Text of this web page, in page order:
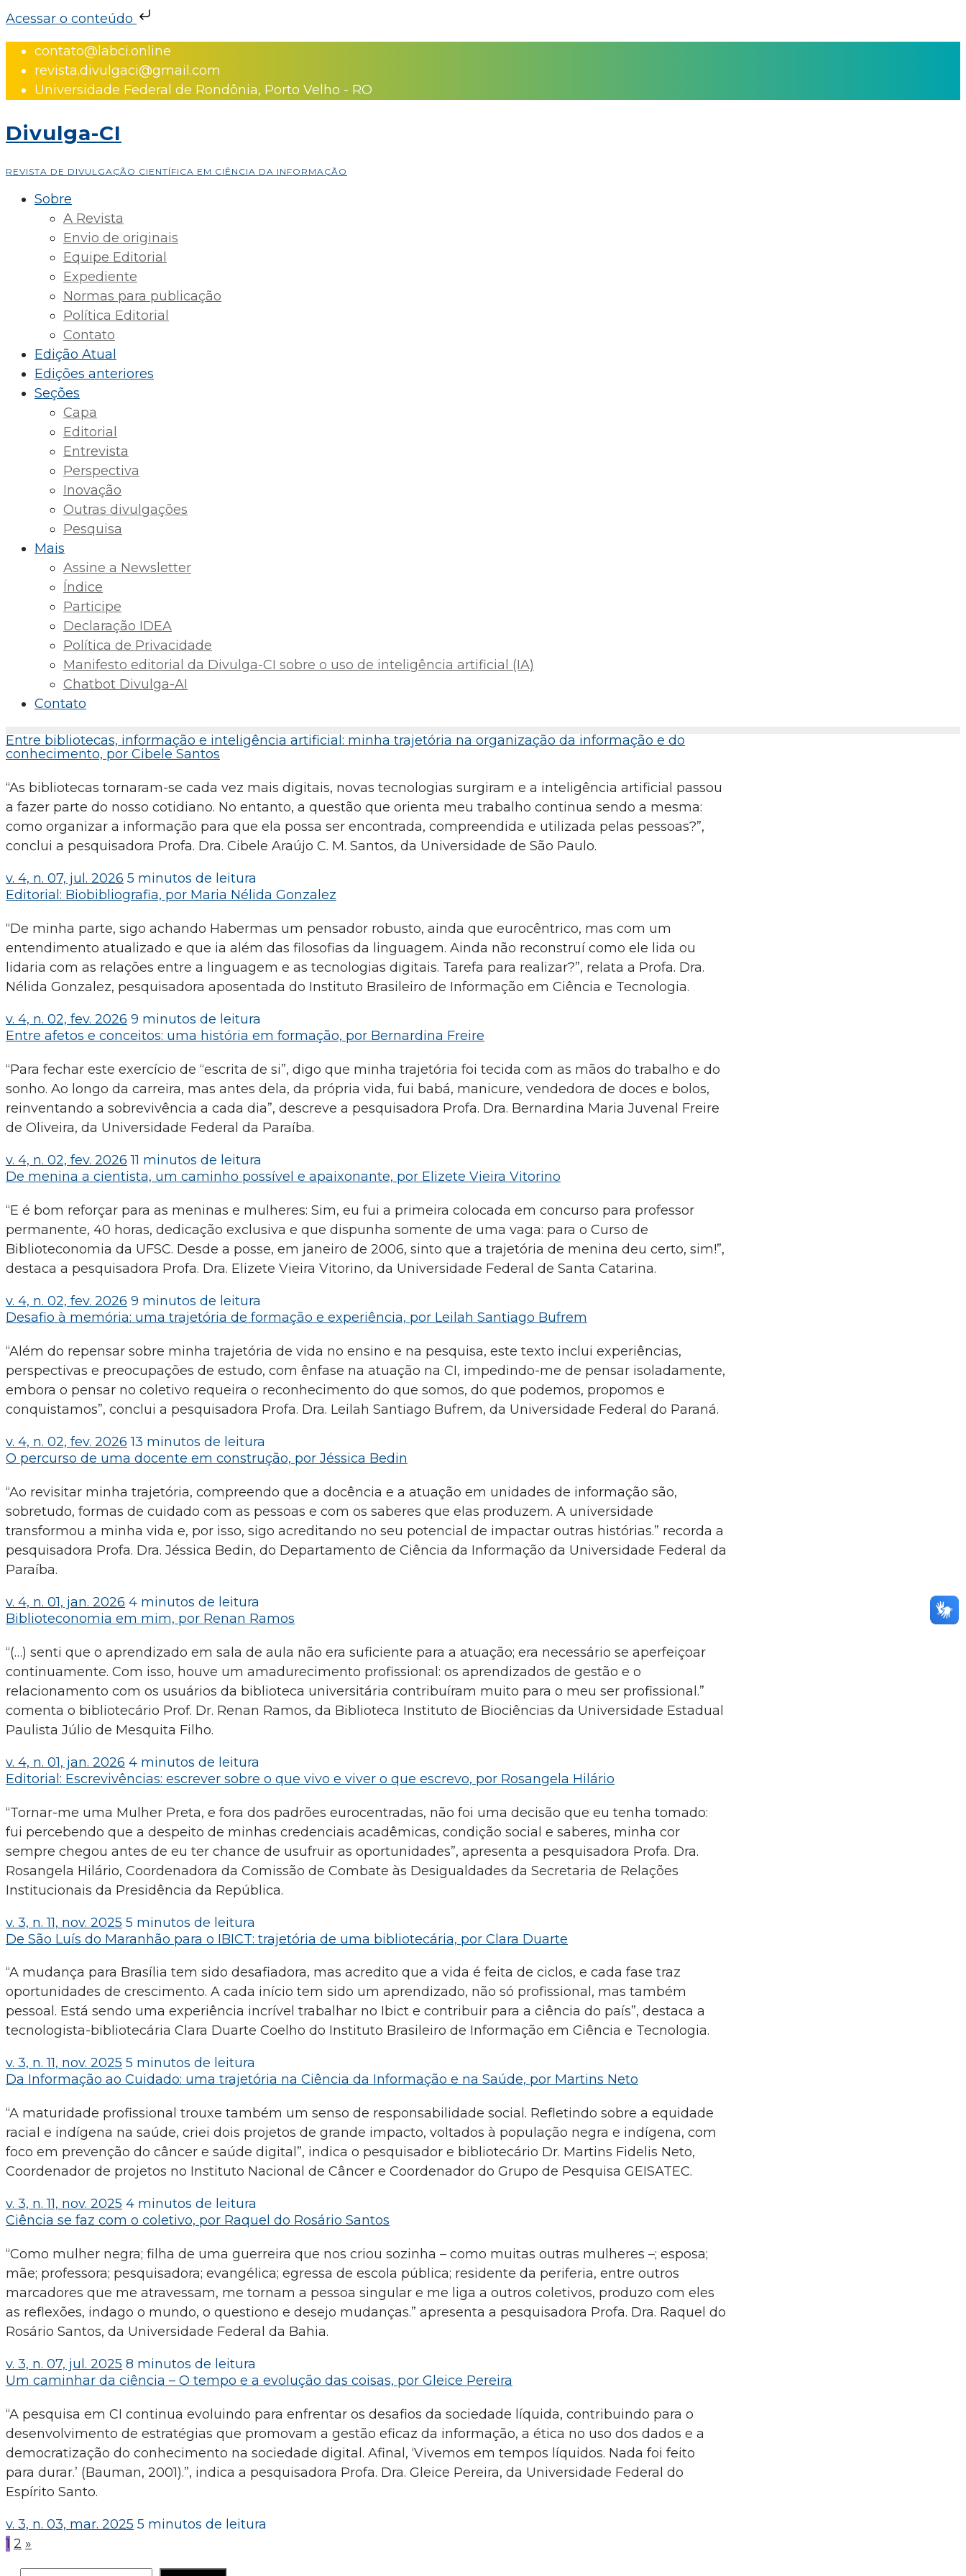
Acessar o conteúdo
Skip
content
contato@labci.online
revista.divulgaci@gmail.com
Universidade Federal de Rondônia, Porto Velho - RO
Divulga-CI
REVISTA DE DIVULGAÇÃO CIENTÍFICA EM CIÊNCIA DA INFORMAÇÃO
Sobre
A Revista
Envio de originais
Equipe Editorial
Expediente
Normas para publicação
Política Editorial
Contato
Edição Atual
Edições anteriores
Seções
Capa
Editorial
Entrevista
Perspectiva
Inovação
Outras divulgações
Pesquisa
Mais
Assine a Newsletter
Índice
Participe
Declaração IDEA
Política de Privacidade
Manifesto editorial da Divulga-CI sobre o uso de inteligência artificial (IA)
Chatbot Divulga-AI
Contato
Entre bibliotecas, informação e inteligência artificial: minha trajetória na organização da informação e do
conhecimento, por Cibele Santos
“As bibliotecas tornaram-se cada vez mais digitais, novas tecnologias surgiram e a inteligência artificial passou
a fazer parte do nosso cotidiano. No entanto, a questão que orienta meu trabalho continua sendo a mesma:
como organizar a informação para que ela possa ser encontrada, compreendida e utilizada pelas pessoas?”,
conclui a pesquisadora Profa. Dra. Cibele Araújo C. M. Santos, da Universidade de São Paulo.
v. 4, n. 07, jul. 2026 5 minutos de leitura
Editorial: Biobibliografia, por Maria Nélida Gonzalez
“De minha parte, sigo achando Habermas um pensador robusto, ainda que eurocêntrico, mas com um
entendimento atualizado e que ia além das filosofias da linguagem. Ainda não reconstruí como ele lida ou
lidaria com as relações entre a linguagem e as tecnologias digitais. Tarefa para realizar?”, relata a Profa. Dra.
Nélida Gonzalez, pesquisadora aposentada do Instituto Brasileiro de Informação em Ciência e Tecnologia.
v. 4, n. 02, fev. 2026 9 minutos de leitura
Entre afetos e conceitos: uma história em formação, por Bernardina Freire
“Para fechar este exercício de “escrita de si”, digo que minha trajetória foi tecida com as mãos do trabalho e do
sonho. Ao longo da carreira, mas antes dela, da própria vida, fui babá, manicure, vendedora de doces e bolos,
reinventando a sobrevivência a cada dia”, descreve a pesquisadora Profa. Dra. Bernardina Maria Juvenal Freire
de Oliveira, da Universidade Federal da Paraíba.
v. 4, n. 02, fev. 2026 11 minutos de leitura
De menina a cientista, um caminho possível e apaixonante, por Elizete Vieira Vitorino
“E é bom reforçar para as meninas e mulheres: Sim, eu fui a primeira colocada em concurso para professor
permanente, 40 horas, dedicação exclusiva e que dispunha somente de uma vaga: para o Curso de
Biblioteconomia da UFSC. Desde a posse, em janeiro de 2006, sinto que a trajetória de menina deu certo, sim!”,
destaca a pesquisadora Profa. Dra. Elizete Vieira Vitorino, da Universidade Federal de Santa Catarina.
v. 4, n. 02, fev. 2026 9 minutos de leitura
Desafio à memória: uma trajetória de formação e experiência, por Leilah Santiago Bufrem
“Além do repensar sobre minha trajetória de vida no ensino e na pesquisa, este texto inclui experiências,
perspectivas e preocupações de estudo, com ênfase na atuação na CI, impedindo-me de pensar isoladamente,
embora o pensar no coletivo requeira o reconhecimento do que somos, do que podemos, propomos e
conquistamos”, conclui a pesquisadora Profa. Dra. Leilah Santiago Bufrem, da Universidade Federal do Paraná.
v. 4, n. 02, fev. 2026 13 minutos de leitura
O percurso de uma docente em construção, por Jéssica Bedin
“Ao revisitar minha trajetória, compreendo que a docência e a atuação em unidades de informação são,
sobretudo, formas de cuidado com as pessoas e com os saberes que elas produzem. A universidade
transformou a minha vida e, por isso, sigo acreditando no seu potencial de impactar outras histórias.” recorda a
pesquisadora Profa. Dra. Jéssica Bedin, do Departamento de Ciência da Informação da Universidade Federal da
Paraíba.
v. 4, n. 01, jan. 2026 4 minutos de leitura
Biblioteconomia em mim, por Renan Ramos
“(…) senti que o aprendizado em sala de aula não era suficiente para a atuação; era necessário se aperfeiçoar
continuamente. Com isso, houve um amadurecimento profissional: os aprendizados de gestão e o
relacionamento com os usuários da biblioteca universitária contribuíram muito para o meu ser profissional.”
comenta o bibliotecário Prof. Dr. Renan Ramos, da Biblioteca Instituto de Biociências da Universidade Estadual
Paulista Júlio de Mesquita Filho.
v. 4, n. 01, jan. 2026 4 minutos de leitura
Editorial: Escrevivências: escrever sobre o que vivo e viver o que escrevo, por Rosangela Hilário
“Tornar-me uma Mulher Preta, e fora dos padrões eurocentradas, não foi uma decisão que eu tenha tomado:
fui percebendo que a despeito de minhas credenciais acadêmicas, condição social e saberes, minha cor
sempre chegou antes de eu ter chance de usufruir as oportunidades”, apresenta a pesquisadora Profa. Dra.
Rosangela Hilário, Coordenadora da Comissão de Combate às Desigualdades da Secretaria de Relações
Institucionais da Presidência da República.
v. 3, n. 11, nov. 2025 5 minutos de leitura
De São Luís do Maranhão para o IBICT: trajetória de uma bibliotecária, por Clara Duarte
“A mudança para Brasília tem sido desafiadora, mas acredito que a vida é feita de ciclos, e cada fase traz
oportunidades de crescimento. A cada início tem sido um aprendizado, não só profissional, mas também
pessoal. Está sendo uma experiência incrível trabalhar no Ibict e contribuir para a ciência do país”, destaca a
tecnologista-bibliotecária Clara Duarte Coelho do Instituto Brasileiro de Informação em Ciência e Tecnologia.
v. 3, n. 11, nov. 2025 5 minutos de leitura
Da Informação ao Cuidado: uma trajetória na Ciência da Informação e na Saúde, por Martins Neto
“A maturidade profissional trouxe também um senso de responsabilidade social. Refletindo sobre a equidade
racial e indígena na saúde, criei dois projetos de grande impacto, voltados à população negra e indígena, com
foco em prevenção do câncer e saúde digital”, indica o pesquisador e bibliotecário Dr. Martins Fidelis Neto,
Coordenador de projetos no Instituto Nacional de Câncer e Coordenador do Grupo de Pesquisa GEISATEC.
v. 3, n. 11, nov. 2025 4 minutos de leitura
Ciência se faz com o coletivo, por Raquel do Rosário Santos
“Como mulher negra; filha de uma guerreira que nos criou sozinha – como muitas outras mulheres –; esposa;
mãe; professora; pesquisadora; evangélica; egressa de escola pública; residente da periferia, entre outros
marcadores que me atravessam, me tornam a pessoa singular e me liga a outros coletivos, produzo com eles
as reflexões, indago o mundo, o questiono e desejo mudanças.” apresenta a pesquisadora Profa. Dra. Raquel do
Rosário Santos, da Universidade Federal da Bahia.
v. 3, n. 07, jul. 2025 8 minutos de leitura
Um caminhar da ciência – O tempo e a evolução das coisas, por Gleice Pereira
“A pesquisa em CI continua evoluindo para enfrentar os desafios da sociedade líquida, contribuindo para o
desenvolvimento de estratégias que promovam a gestão eficaz da informação, a ética no uso dos dados e a
democratização do conhecimento na sociedade digital. Afinal, ‘Vivemos em tempos líquidos. Nada foi feito
para durar.’ (Bauman, 2001).”, indica a pesquisadora Profa. Dra. Gleice Pereira, da Universidade Federal do
Espírito Santo.
v. 3, n. 03, mar. 2025 5 minutos de leitura
Paginação
de
1 2 »